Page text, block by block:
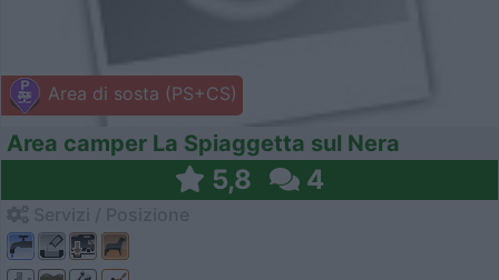
Area di sosta (PS+CS)
Area camper La Spiaggetta sul Nera
5,8 4